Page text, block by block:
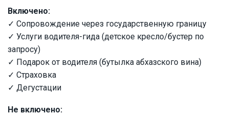
Включено:
✓ Сопровождение через государственную границу
✓ Услуги водителя-гида (детское кресло/бустер по
запросу)
✓ Подарок от водителя (бутылка абхазского вина)
✓ Страховка
✓ Дегустации
Не включено: